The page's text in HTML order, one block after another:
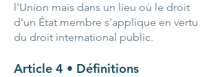
l'Union mais dans un lieu où le droit
d'un État membre s'applique en vertu
du droit international public.
Article 4 • Définitions